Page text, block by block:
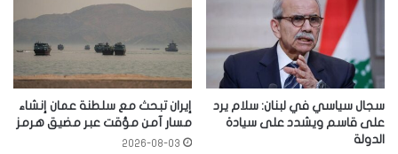
سجال سياسي في لبنان: سلام يرد
على قاسم ويشدد على سيادة
الدولة
إيران تبحث مع سلطنة عمان إنشاء
مسار آمن مؤقت عبر مضيق هرمز
2026-08-03